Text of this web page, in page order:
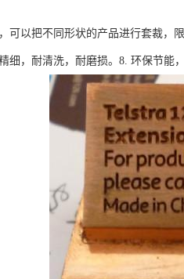
可以把不同形状的产品进行套裁，
细，耐清洗，耐磨损。8. 环保节能